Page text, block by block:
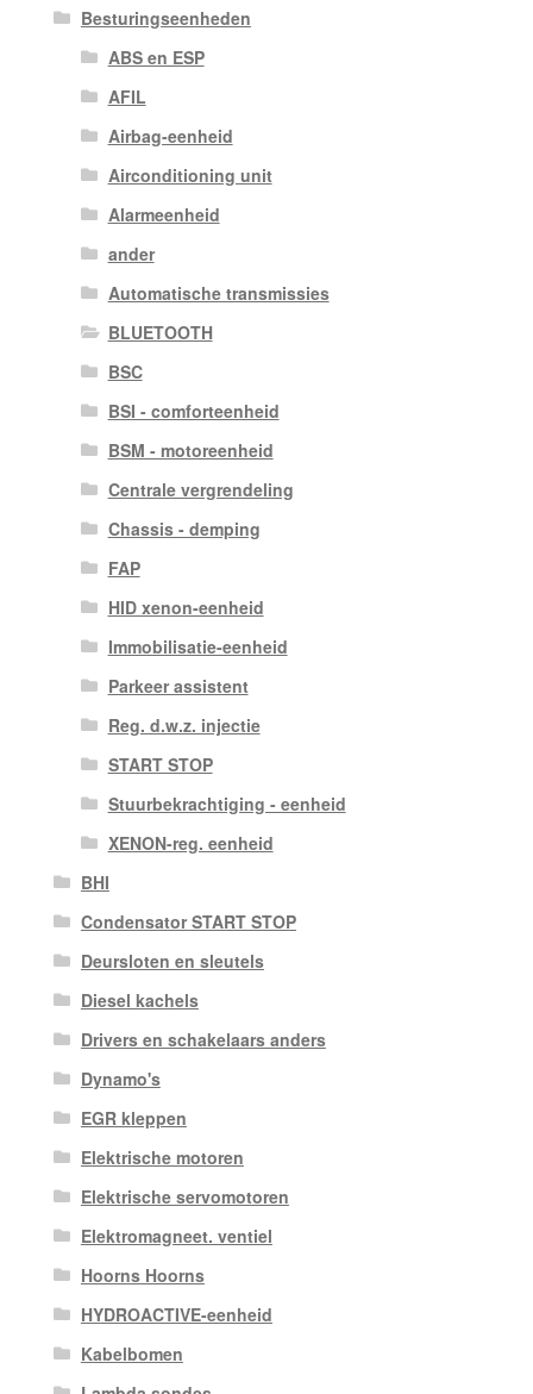
Besturingseenheden
ABS en ESP
AFIL
Airbag-eenheid
Airconditioning unit
Alarmeenheid
ander
Automatische transmissies
BLUETOOTH
BSC
BSI - comforteenheid
BSM - motoreenheid
Centrale vergrendeling
Chassis - demping
FAP
HID xenon-eenheid
Immobilisatie-eenheid
Parkeer assistent
Reg. d.w.z. injectie
START STOP
Stuurbekrachtiging - eenheid
XENON-reg. eenheid
BHI
Condensator START STOP
Deursloten en sleutels
Diesel kachels
Drivers en schakelaars anders
Dynamo's
EGR kleppen
Elektrische motoren
Elektrische servomotoren
Elektromagneet. ventiel
Hoorns Hoorns
HYDROACTIVE-eenheid
Kabelbomen